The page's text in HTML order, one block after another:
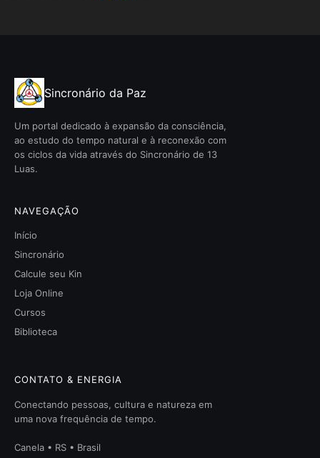
Sincronário da Paz
Um portal dedicado à expansão da consciência,
ao estudo do tempo natural e à reconexão com
os ciclos da vida através do Sincronário de 13
Luas.
NAVEGAÇÃO
Início
Sincronário
Calcule seu Kin
Loja Online
Cursos
Biblioteca
CONTATO & ENERGIA
Conectando pessoas, cultura e natureza em
uma nova frequência de tempo.
Canela • RS • Brasil